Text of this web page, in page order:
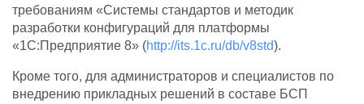
требованиям «Системы стандартов и методик
разработки конфигураций для платформы
«1С:Предприятие 8» (http://its.1c.ru/db/v8std).
Кроме того, для администраторов и специалистов по
внедрению прикладных решений в составе БСП